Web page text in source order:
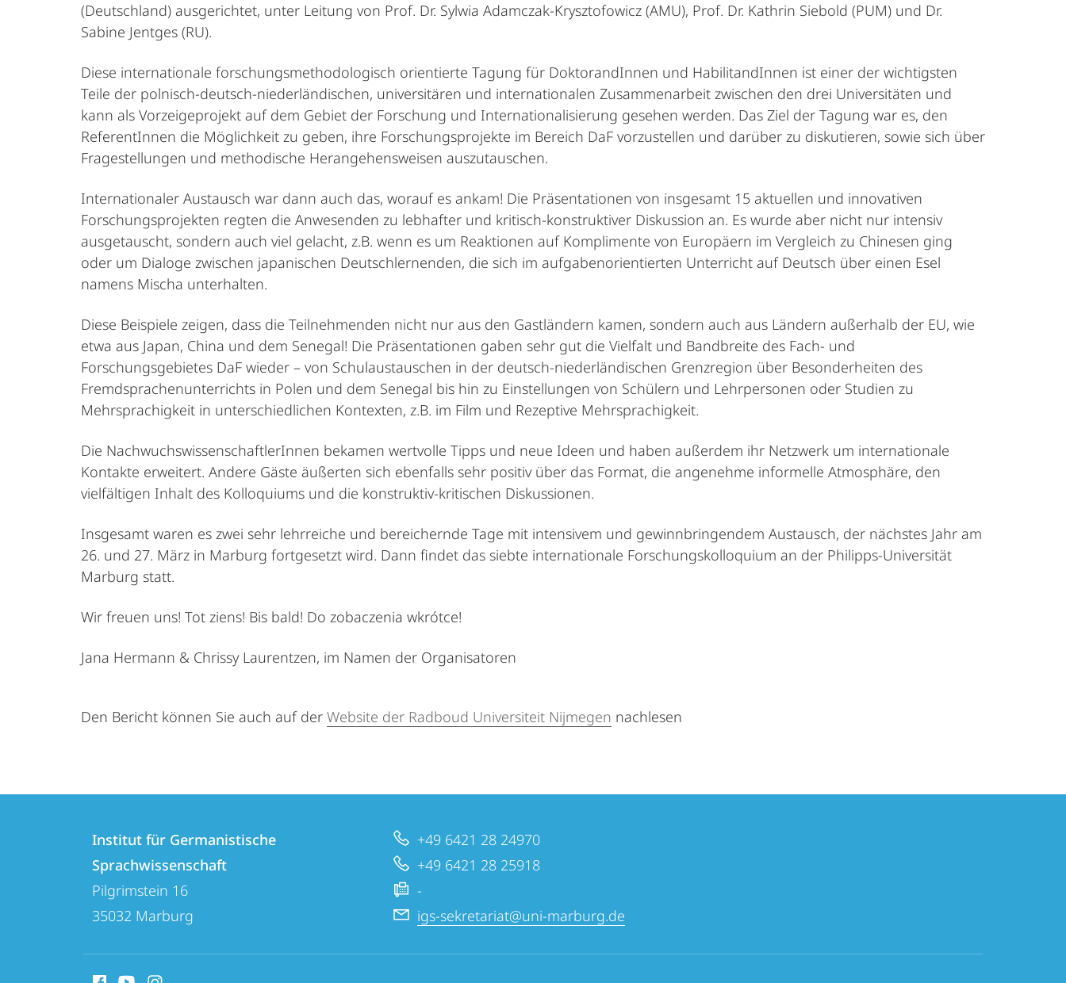
(Deutschland) ausgerichtet, unter Leitung von Prof. Dr. Sylwia Adamczak-Krysztofowicz (AMU), Prof. Dr. Kathrin Siebold (PUM) und Dr.
Sabine Jentges (RU).
Diese internationale forschungsmethodologisch orientierte Tagung für DoktorandInnen und HabilitandInnen ist einer der wichtigsten
Teile der polnisch-deutsch-niederländischen, universitären und internationalen Zusammenarbeit zwischen den drei Universitäten und
kann als Vorzeigeprojekt auf dem Gebiet der Forschung und Internationalisierung gesehen werden. Das Ziel der Tagung war es, den
ReferentInnen die Möglichkeit zu geben, ihre Forschungsprojekte im Bereich DaF vorzustellen und darüber zu diskutieren, sowie sich über
Fragestellungen und methodische Herangehensweisen auszutauschen.
Internationaler Austausch war dann auch das, worauf es ankam! Die Präsentationen von insgesamt 15 aktuellen und innovativen
Forschungsprojekten regten die Anwesenden zu lebhafter und kritisch-konstruktiver Diskussion an. Es wurde aber nicht nur intensiv
ausgetauscht, sondern auch viel gelacht, z.B. wenn es um Reaktionen auf Komplimente von Europäern im Vergleich zu Chinesen ging
oder um Dialoge zwischen japanischen Deutschlernenden, die sich im aufgabenorientierten Unterricht auf Deutsch über einen Esel
namens Mischa unterhalten.
Diese Beispiele zeigen, dass die Teilnehmenden nicht nur aus den Gastländern kamen, sondern auch aus Ländern außerhalb der EU, wie
etwa aus Japan, China und dem Senegal! Die Präsentationen gaben sehr gut die Vielfalt und Bandbreite des Fach- und
Forschungsgebietes DaF wieder – von Schulaustauschen in der deutsch-niederländischen Grenzregion über Besonderheiten des
Fremdsprachenunterrichts in Polen und dem Senegal bis hin zu Einstellungen von Schülern und Lehrpersonen oder Studien zu
Mehrsprachigkeit in unterschiedlichen Kontexten, z.B. im Film und Rezeptive Mehrsprachigkeit.
Die NachwuchswissenschaftlerInnen bekamen wertvolle Tipps und neue Ideen und haben außerdem ihr Netzwerk um internationale
Kontakte erweitert. Andere Gäste äußerten sich ebenfalls sehr positiv über das Format, die angenehme informelle Atmosphäre, den
vielfältigen Inhalt des Kolloquiums und die konstruktiv-kritischen Diskussionen.
Insgesamt waren es zwei sehr lehrreiche und bereichernde Tage mit intensivem und gewinnbringendem Austausch, der nächstes Jahr am
26. und 27. März in Marburg fortgesetzt wird. Dann findet das siebte internationale Forschungskolloquium an der Philipps-Universität
Marburg statt.
Wir freuen uns! Tot ziens! Bis bald! Do zobaczenia wkrótce!
Jana Hermann & Chrissy Laurentzen, im Namen der Organisatoren
Den Bericht können Sie auch auf der Website der Radboud Universiteit Nijmegen nachlesen
Informationen
Kontaktinformationen
Institut
für
Germanistische
Sprachwissenschaft
Institut für Germanistische
Sprachwissenschaft
Pilgrimstein 16
35032 Marburg
+49 6421 28 24970
+49 6421 28 25918
-
igs-sekretariat@uni-marburg.de